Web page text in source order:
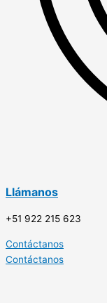
Llámanos
+51 922 215 623
Contáctanos
Contáctanos